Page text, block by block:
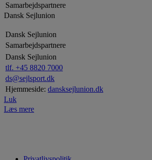
Samarbejdspartnere
Dansk Sejlunion
Dansk Sejlunion
Samarbejdspartnere
Dansk Sejlunion
tlf. +45 8820 7000
ds@sejlsport.dk
Hjemmeside: dansksejlunion.dk
Luk
Læs mere